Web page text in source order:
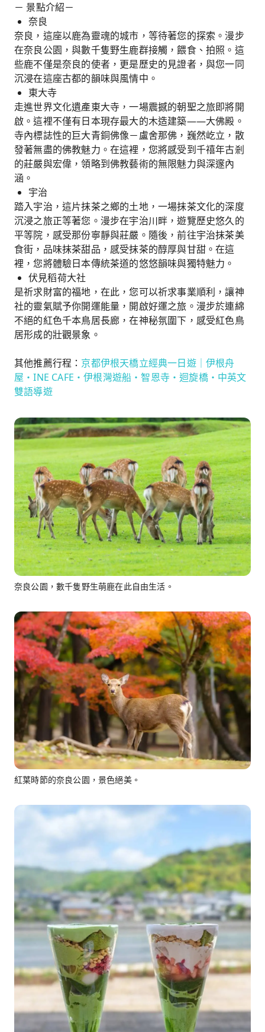
－ 景點介紹－
奈良
奈良，這座以鹿為靈魂的城市，等待著您的探索。漫步
在奈良公園，與數千隻野生鹿群接觸，餵食、拍照。這
些鹿不僅是奈良的使者，更是歷史的見證者，與您一同
沉浸在這座古都的韻味與風情中。
東大寺
走進世界文化遺產東大寺，一場震撼的朝聖之旅即將開
啟。這裡不僅有日本現存最大的木造建築——大佛殿。
寺內標誌性的巨大青銅佛像－盧舍那佛，巍然屹立，散
發著無盡的佛教魅力。在這裡，您將感受到千禧年古剎
的莊嚴與宏偉，領略到佛教藝術的無限魅力與深邃內
涵。
宇治
踏入宇治，這片抹茶之鄉的土地，一場抹茶文化的深度
沉浸之旅正等著您。漫步在宇治川畔，遊覽歷史悠久的
平等院，感受那份寧靜與莊嚴。隨後，前往宇治抹茶美
食街，品味抹茶甜品，感受抹茶的醇厚與甘甜。在這
裡，您將體驗日本傳統茶道的悠悠韻味與獨特魅力。
伏見稻荷大社
是祈求財富的福地，在此，您可以祈求事業順利，讓神
社的靈氣賦予你開運能量，開啟好運之旅。漫步於連綿
不絕的紅色千本鳥居長廊，在神秘氛圍下，感受紅色鳥
居形成的壯觀景象。
其他推薦行程： 京都伊根天橋立經典一日遊｜伊根舟
屋・INE CAFE・伊根灣遊船・智恩寺・迴旋橋・中英文
雙語導遊
奈良公園，數千隻野生萌鹿在此自由生活。
紅葉時節的奈良公園，景色絕美。